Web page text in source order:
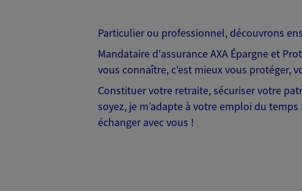
Particulier ou professionnel, découvrons
Mandataire d'assurance AXA Épargne et
vous connaître, c'est mieux vous protéger,
Constituer votre retraite, sécuriser votre
soyez, je m’adapte à votre emploi du
échanger avec vous !